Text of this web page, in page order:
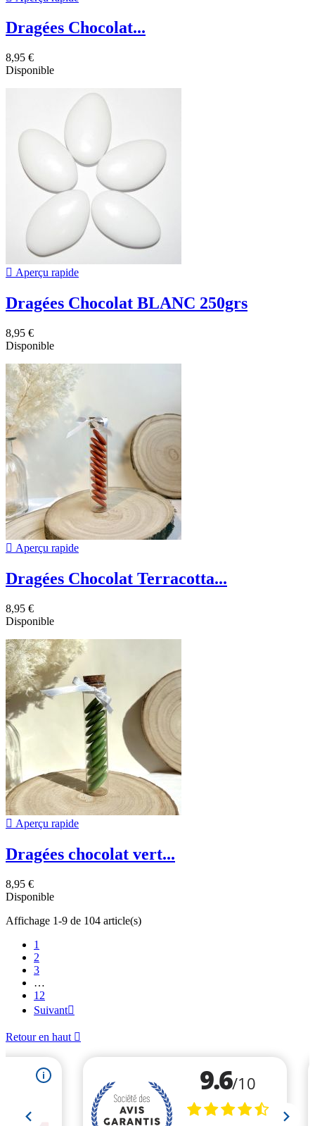
Dragées Chocolat...
8,95 €
Disponible
 Aperçu rapide
Dragées Chocolat BLANC 250grs
8,95 €
Disponible
 Aperçu rapide
Dragées Chocolat Terracotta...
8,95 €
Disponible
 Aperçu rapide
Dragées chocolat vert...
8,95 €
Disponible
Affichage 1-9 de 104 article(s)
1
2
3
…
12
Suivant
Retour en haut 